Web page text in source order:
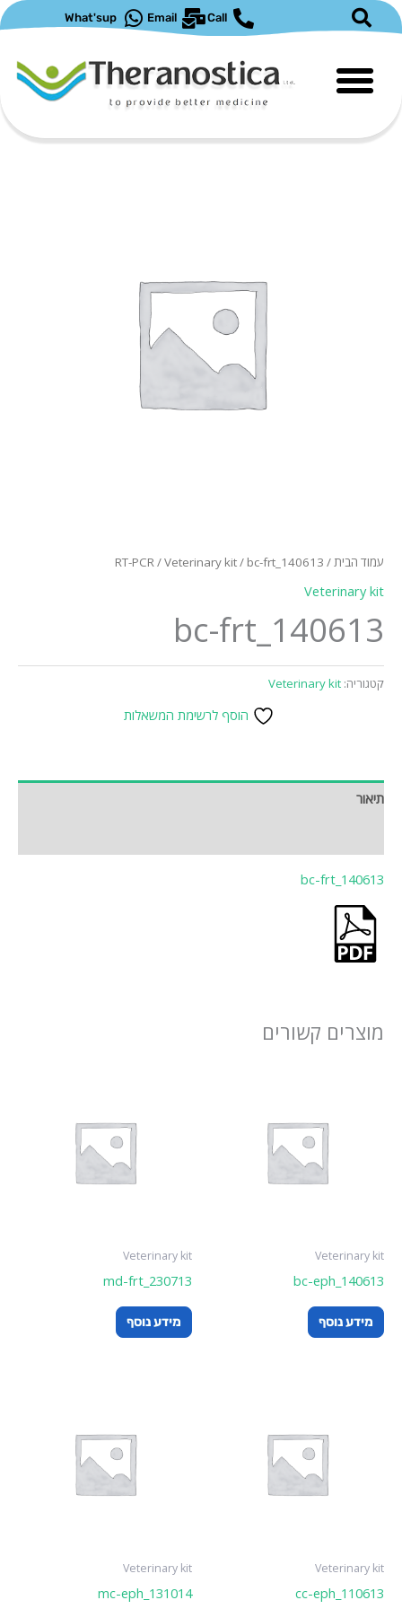
Call
Email
What'sup
עמוד הבית/
RT-PCR/Veterinary kit/ bc-frt_140613
Veterinary kit
bc-frt_140613
קטגוריה: Veterinary kit
הוסף לרשימת המשאלות
תיאור
bc-frt_140613
מוצרים קשורים
Veterinary kit
bc-eph_140613
מידע נוסף
Veterinary kit
md-frt_230713
מידע נוסף
Veterinary kit
cc-eph_110613
Veterinary kit
mc-eph_131014